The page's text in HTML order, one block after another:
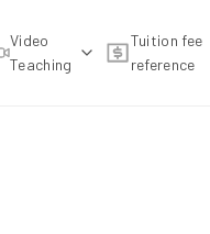
Video
Teaching
Tuition fee
reference
Tuition recommendation